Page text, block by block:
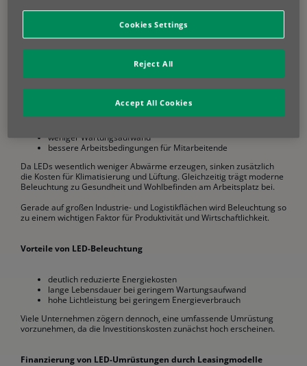
langen Leuchtzeiten und großen Flächen entstehen hier schnell hohe
, bietet hohe Lichtqualität, lange Lebensdauer und
kommt ohne Quecksilber aus.
weniger Wartungsaufwand
bessere Arbeitsbedingungen für Mitarbeitende
Da LEDs wesentlich weniger Abwärme erzeugen, sinken zusätzlich
die Kosten für Klimatisierung und Lüftung. Gleichzeitig trägt moderne
Beleuchtung zu Gesundheit und Wohlbefinden am Arbeitsplatz bei.
Gerade auf großen Industrie- und Logistikflächen wird Beleuchtung so
zu einem wichtigen Faktor für Produktivität und Wirtschaftlichkeit.
Vorteile von LED-Beleuchtung
deutlich reduzierte Energiekosten
lange Lebensdauer bei geringem Wartungsaufwand
hohe Lichtleistung bei geringem Energieverbrauch
Viele Unternehmen zögern dennoch, eine umfassende Umrüstung
vorzunehmen, da die Investitionskosten zunächst hoch erscheinen.
Finanzierung von LED-Umrüstungen durch Leasingmodelle
Cookies Settings
Reject All
Accept All Cookies